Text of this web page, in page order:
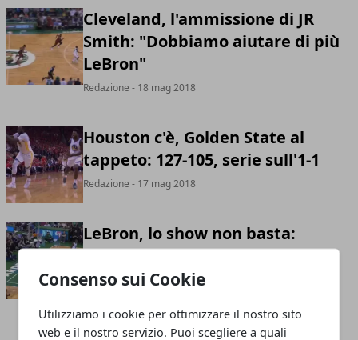
Consenso sui Cookie
Utilizziamo i cookie per ottimizzare il nostro sito
web e il nostro servizio. Puoi scegliere a quali
Cleveland, l'ammissione di JR
Smith: "Dobbiamo aiutare di più
LeBron"
Redazione - 18 mag 2018
Houston c'è, Golden State al
tappeto: 127-105, serie sull'1-1
Redazione - 17 mag 2018
LeBron, lo show non basta:
Boston vince ancora (107-94),
Celtics sul 2-0